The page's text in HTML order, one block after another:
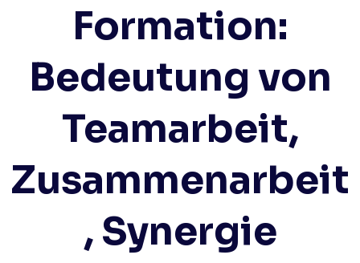
Formation:
Bedeutung von
Teamarbeit,
Zusammenarbeit
, Synergie